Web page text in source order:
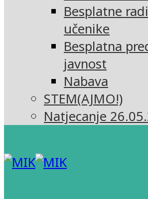
Besplatne
učenike
Besplatna
javnost
Nabava
STEM(AJMO!)
Natjecanje